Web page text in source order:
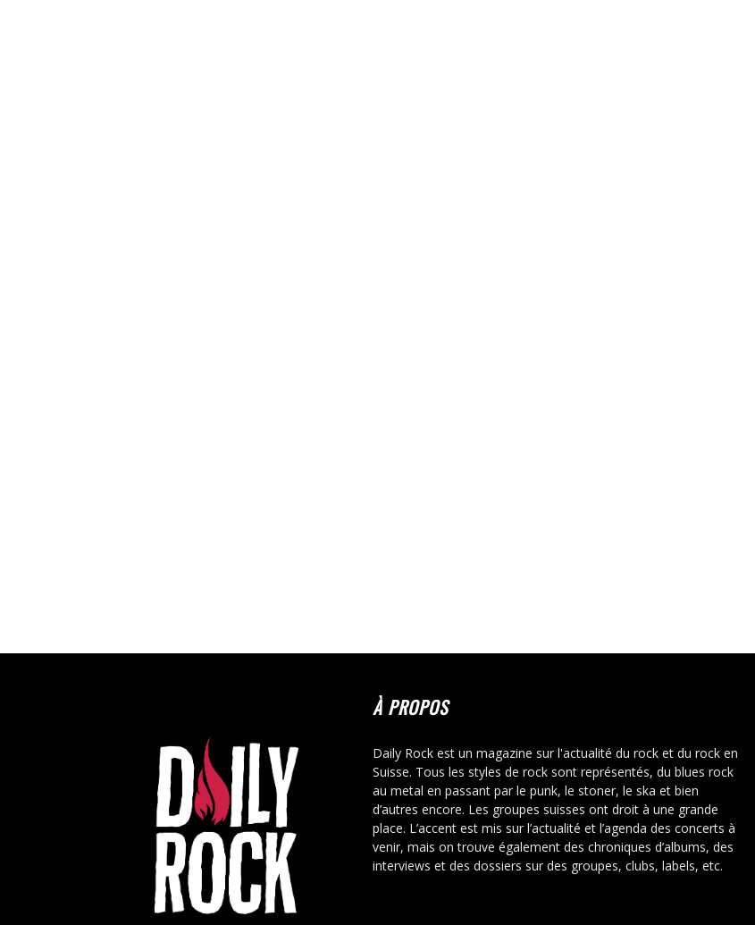
À PROPOS
Daily Rock est un magazine sur l'actualité du rock et du rock en
Suisse. Tous les styles de rock sont représentés, du blues rock
au metal en passant par le punk, le stoner, le ska et bien
d’autres encore. Les groupes suisses ont droit à une grande
place. L’accent est mis sur l’actualité et l’agenda des concerts à
venir, mais on trouve également des chroniques d’albums, des
interviews et des dossiers sur des groupes, clubs, labels, etc.